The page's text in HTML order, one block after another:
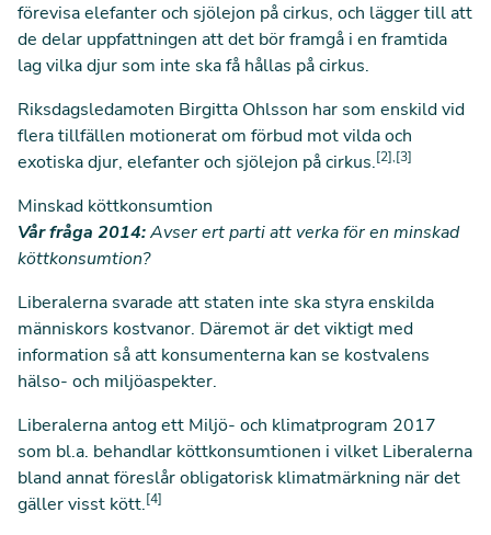
förevisa elefanter och sjölejon på cirkus, och lägger till att
de delar uppfattningen att det bör framgå i en framtida
lag vilka djur som inte ska få hållas på cirkus.
Riksdagsledamoten Birgitta Ohlsson har som enskild vid
flera tillfällen motionerat om förbud mot vilda och
exotiska djur, elefanter och sjölejon på cirkus.[2],[3]
Minskad köttkonsumtion
Vår fråga 2014:Avser ert parti att verka för en minskad
köttkonsumtion?
Liberalerna svarade att staten inte ska styra enskilda
människors kostvanor. Däremot är det viktigt med
information så att konsumenterna kan se kostvalens
hälso- och miljöaspekter.
Liberalerna antog ett Miljö- och klimatprogram 2017
som bl.a. behandlar köttkonsumtionen i vilket Liberalerna
bland annat föreslår obligatorisk klimatmärkning när det
gäller visst kött.[4]